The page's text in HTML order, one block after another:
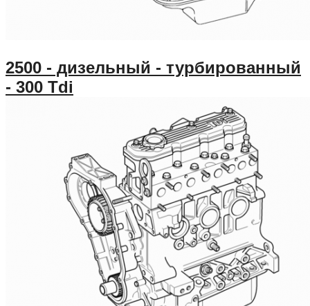
2500 - дизельный - турбированный
- 300 Tdi